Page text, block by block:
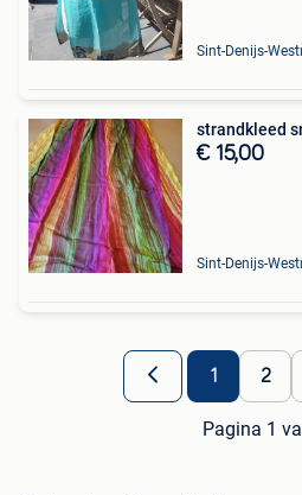
Sint-Denijs-
strandkleed
€ 15,00
Sint-Denijs-
1 2
Pagina 1